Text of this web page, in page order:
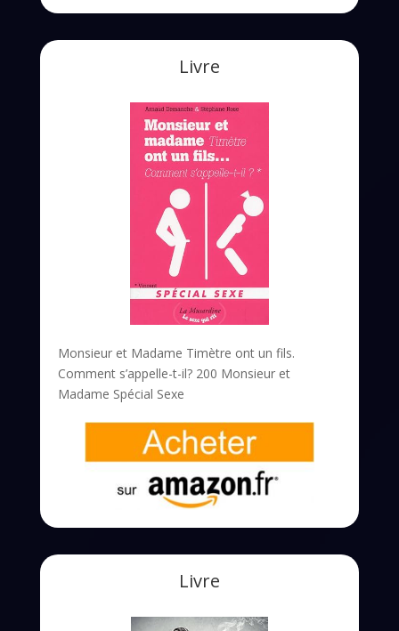
Livre
Monsieur et Madame Timètre ont un fils.
Comment s’appelle-t-il? 200 Monsieur et
Madame Spécial Sexe
Livre